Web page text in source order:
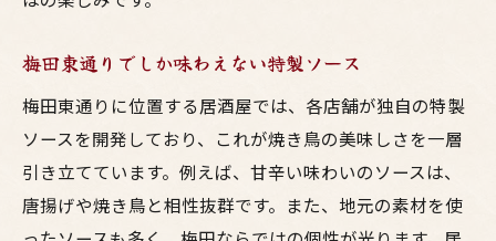
梅田東通りでしか味わえない特製ソース
梅田東通りに位置する居酒屋では、各店舗が独自の特製
ソースを開発しており、これが焼き鳥の美味しさを一層
引き立てています。例えば、甘辛い味わいのソースは、
唐揚げや焼き鳥と相性抜群です。また、地元の素材を使